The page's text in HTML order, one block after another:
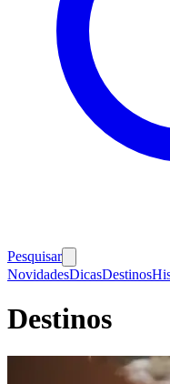
Pesquisar
NovidadesDicasDestinos
Destinos